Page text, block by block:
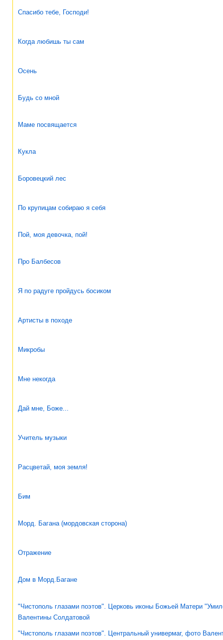
Спасибо тебе, Господи!
Когда любишь ты сам
Осень
Будь со мной
Маме посвящается
Кукла
Боровецкий лес
По крупицам собираю я себя
Пой, моя девочка, пой!
Про Балбесов
Я по радуге пройдусь босиком
Артисты в походе
Микробы
Мне некогда
Дай мне, Боже...
Учитель музыки
Расцветай, моя земля!
Бим
Морд. Багана (мордовская сторона)
Отражение
Дом в Морд.Багане
"Чистополь глазами поэтов". Церковь иконы Божьей Матери
Валентины Солдатовой
"Чистополь глазами поэтов". Центральный универмаг, фото